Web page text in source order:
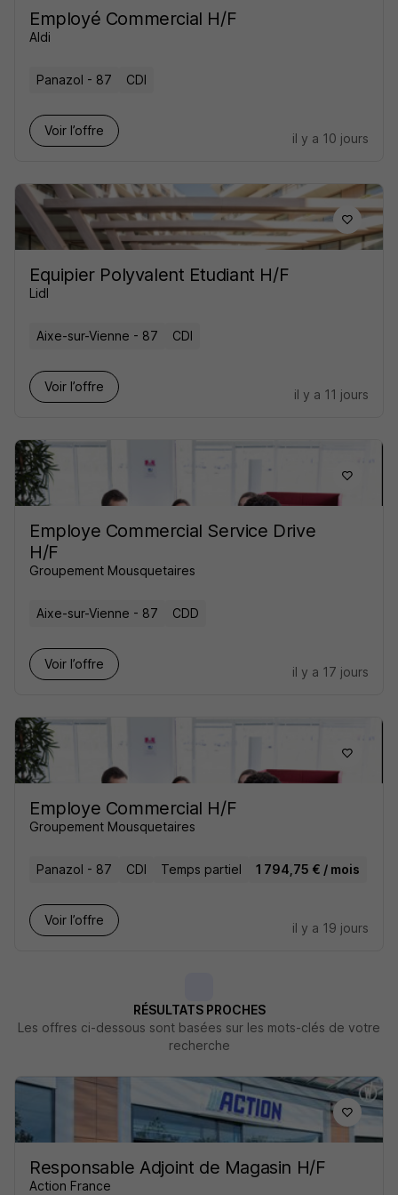
Employé Commercial H/F
Aldi
Panazol - 87 CDI
Voir l’offre
il y a 10 jours
Equipier Polyvalent Etudiant H/F
Lidl
Aixe-sur-Vienne - 87 CDI
Voir l’offre
il y a 11 jours
Employe Commercial Service Drive
H/F
Groupement Mousquetaires
Aixe-sur-Vienne - 87 CDD
Voir l’offre
il y a 17 jours
Employe Commercial H/F
Groupement Mousquetaires
Panazol - 87 CDI Temps partiel 1 794,75 € / mois
Voir l’offre
il y a 19 jours
RÉSULTATS PROCHES
Les offres ci-dessous sont basées sur les mots-clés de votre
recherche
Responsable Adjoint de Magasin H/F
Action France